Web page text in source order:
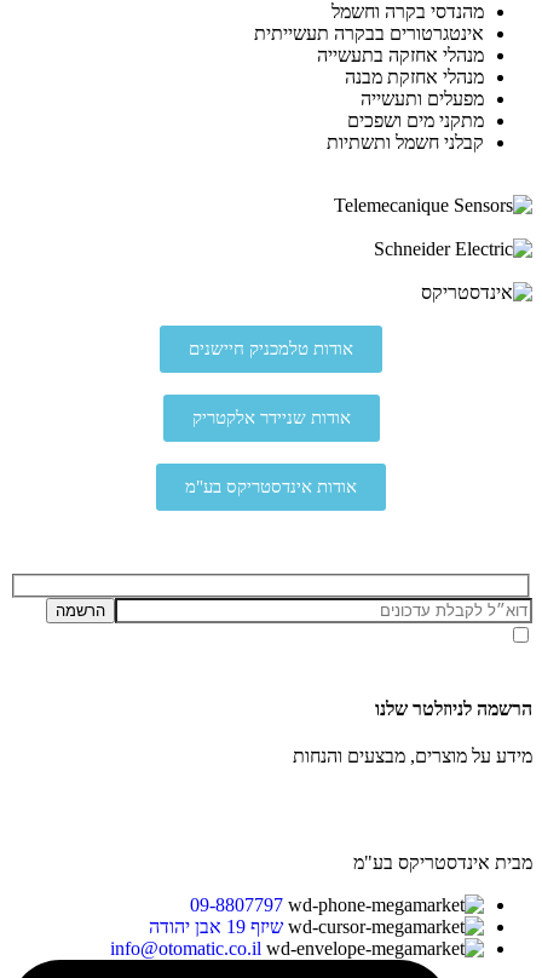
מהנדסי בקרה וחשמל
אינטגרטורים בבקרה תעשייתית
מנהלי אחזקה בתעשייה
מנהלי אחזקת מבנה
מפעלים ותעשייה
מתקני מים ושפכים
קבלני חשמל ותשתיות
אודות טלמכניק חיישנים
אודות שניידר אלקטריק
אודות אינדסטריקס בע"מ
הרשמה לניוזלטר שלנו
מידע על מוצרים, מבצעים והנחות
מבית אינדסטריקס בע"מ
09-8807797
שיזף 19 אבן יהודה
info@otomatic.co.il